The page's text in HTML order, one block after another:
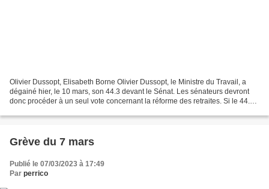
Olivier Dussopt, Elisabeth Borne Olivier Dussopt, le Ministre du Travail, a
dégainé hier, le 10 mars, son 44.3 devant le Sénat. Les sénateurs devront
donc procéder à un seul vote concernant la réforme des retraites. Si le 44.3
Grève du 7 mars
Publié le 07/03/2023 à 17:49
Par perrico